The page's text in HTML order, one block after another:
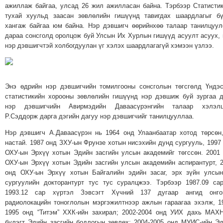
ажиллаж байгаа, улсад 26 жил ажилласан байна. Тэрбээр
тухай хуульд заасан зөвлөлийн гишүүнд тавигдах шаардлагыг
хангаж байгаа юм байна. Нэр дэвшигч өөрийнхөө талаар
дараа сонсголд оролцож буй Улсын Их Хурлын гишүүд асуулт асуух,
нэр дэвшигчтэй холбогдуулан үг хэлэх шаардлагагүй хэмээн үзлээ.
Энэ өдрийн нэр дэвшигчийн томилгооны сонсголын төгсгөлд
статистикийн хорооны зөвлөлийн гишүүнд нэр дэвшиж буй зургаа
нэр дэвшигчийн Авирмэдийн Даваасүрэнгийн талаар
Р.Сэддорж дарга дэгийн дагуу нэр дэвшигчийг танилцууллаа.
Нэр дэвшигч А.Даваасүрэн нь 1964 онд Улаанбаатар хотод
настай. 1987 онд ЗХУ-ын Фрунзе хотын нисэхийн дунд сургууль, 1997
ОХУ-ын Эрхүү хотын Эдийн засгийн улсын академийг төгссөн. 2001
ОХУ-ын Эрхүү хотын Эдийн засгийн улсын академийн аспирантурт,
онд ОХУ-ын Эрхүү хотын Байгалийн эдийн засаг, эрх зүйн
сургуулийн докторантурт тус тус суралцжээ. Тэрбээр 1987.09
1993.12 сар хүртэл Зэвсэгт Хүчний 137 дугаар ангид
радиолокацийн тоноглолын мэргэжилтнээр ажлын гараагаа эхэлж,
1995 онд “Титэм” ХХК-ийн захирал; 2002-2004 онд УИХ дахь